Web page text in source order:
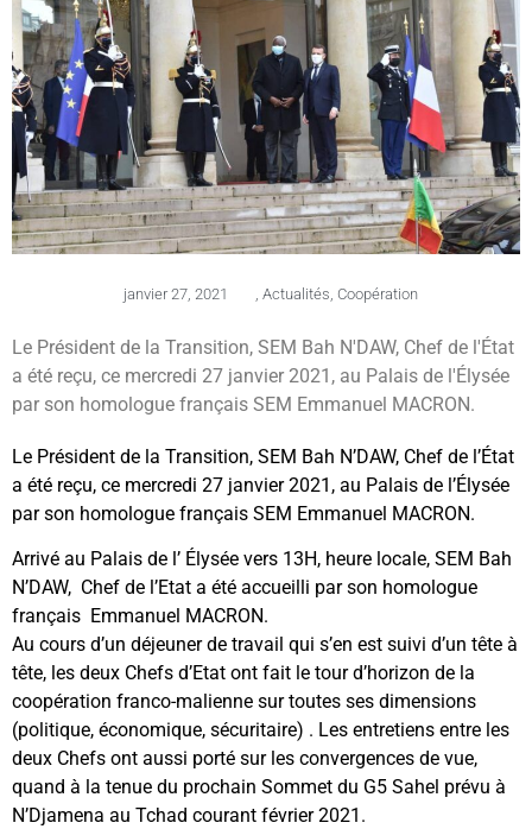
janvier 27, 2021 Actualités Coopération
Le Président de la Transition, SEM Bah N'DAW, Chef de l'État
a été reçu, ce mercredi 27 janvier 2021, au Palais de l'Élysée
par son homologue français SEM Emmanuel MACRON.
Le Président de la Transition, SEM Bah N’DAW, Chef de l’État
a été reçu, ce mercredi 27 janvier 2021, au Palais de l’Élysée
par son homologue français SEM Emmanuel MACRON.
Arrivé au Palais de l’ Élysée vers 13H, heure locale, SEM Bah
N’DAW, Chef de l’Etat a été accueilli par son homologue
français Emmanuel MACRON.
Au cours d’un déjeuner de travail qui s’en est suivi d’un tête à
tête, les deux Chefs d’Etat ont fait le tour d’horizon de la
coopération franco-malienne sur toutes ses dimensions
(politique, économique, sécuritaire) . Les entretiens entre les
deux Chefs ont aussi porté sur les convergences de vue,
quand à la tenue du prochain Sommet du G5 Sahel prévu à
N’Djamena au Tchad courant février 2021.